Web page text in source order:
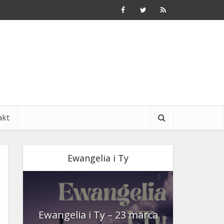
Ewangelia i Ty
Ewangelia i Ty – 23 marca